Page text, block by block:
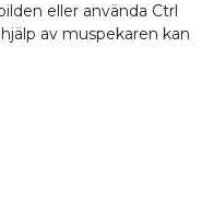
eller använda Ctrl
av muspekaren kan